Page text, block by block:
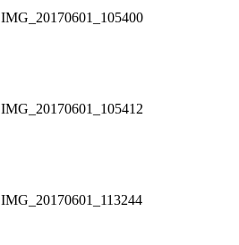
IMG_20170601_105400
IMG_20170601_105412
IMG_20170601_113244